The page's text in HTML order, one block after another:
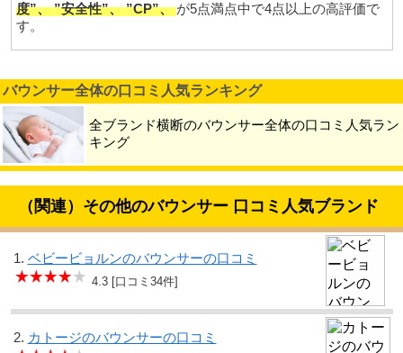
度”、 ”安全性”、 ”CP”、が5点満点中で4点以上の高評価で
す。
バウンサー全体の口コミ人気ランキング
全ブランド横断のバウンサー全体の口コミ人気ラン
キング
（関連）その他のバウンサー 口コミ人気ブランド
1. ベビービョルンのバウンサーの口コミ
4.3 [口コミ34件]
2. カトージのバウンサーの口コミ